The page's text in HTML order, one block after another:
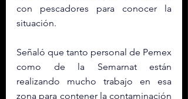
con pescadores para conocer la
situación.
Señaló que tanto personal de Pemex
como de la Semarnat están
realizando mucho trabajo en esa
zona para contener la contaminación